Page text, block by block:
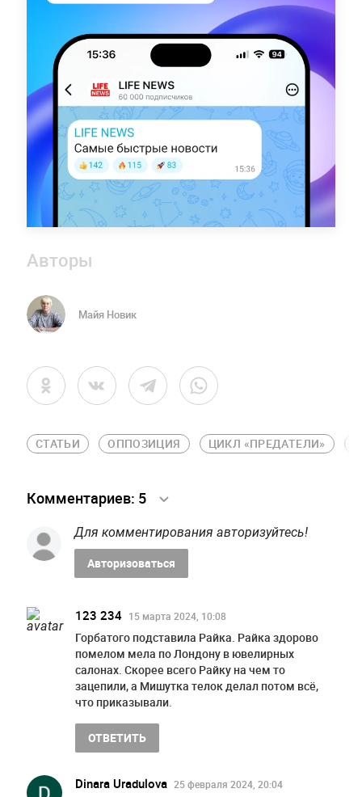
Авторы
Майя Новик
СТАТЬИ ОППОЗИЦИЯ ЦИКЛ «ПРЕДАТЕЛИ»
Комментариев: 5
Для комментирования авторизуйтесь!
Авторизоваться
123 234 15 марта 2024, 10:08
Горбатого подставила Райка. Райка здорово
помелом мела по Лондону в ювелирных
салонах. Скорее всего Райку на чем то
зацепили, а Мишутка телок делал потом всё,
что приказывали.
ОТВЕТИТЬ
Dinara Uradulova 25 февраля 2024, 20:04